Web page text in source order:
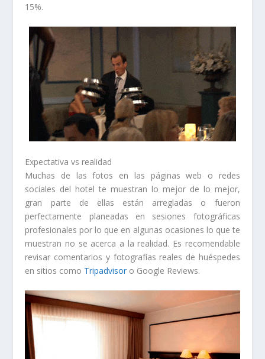
15%.
Expectativa vs realidad
Muchas de las fotos en las páginas web o redes
sociales del hotel te muestran lo mejor de lo mejor,
gran parte de ellas están arregladas o fueron
perfectamente planeadas en sesiones fotográficas
profesionales por lo que en algunas ocasiones lo que te
muestran no se acerca a la realidad. Es recomendable
revisar comentarios y fotografías reales de huéspedes
en sitios como Tripadvisor o Google Reviews.